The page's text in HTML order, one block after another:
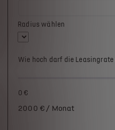
Radius wählen
Wie hoch darf die
0 €
2000 € / Monat